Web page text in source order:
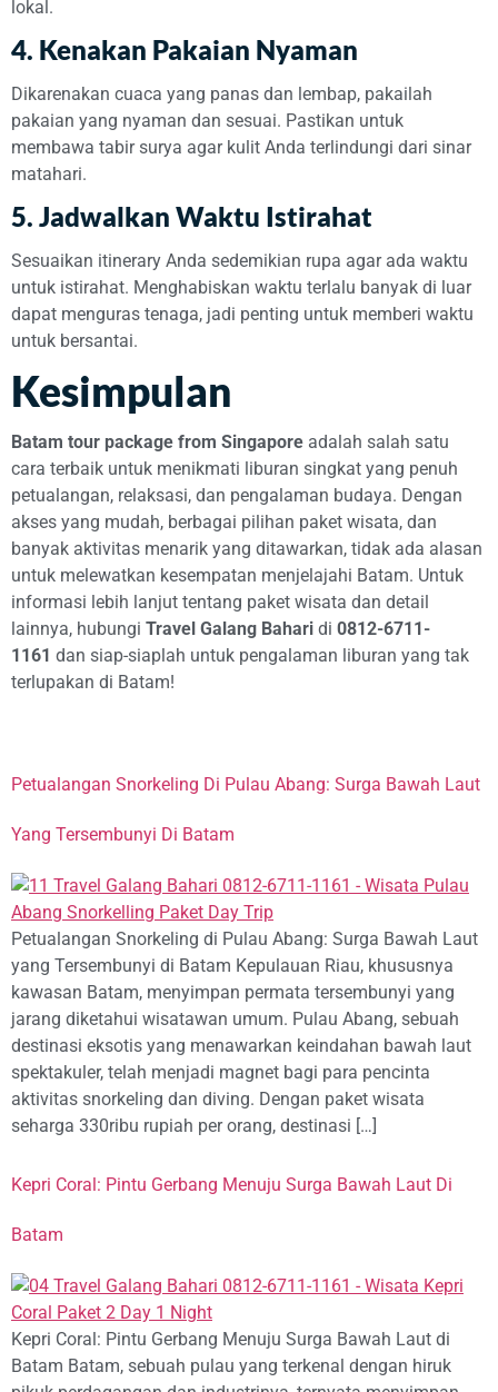
lokal.
4. Kenakan Pakaian Nyaman
Dikarenakan cuaca yang panas dan lembap, pakailah
pakaian yang nyaman dan sesuai. Pastikan untuk
membawa tabir surya agar kulit Anda terlindungi dari sinar
matahari.
5. Jadwalkan Waktu Istirahat
Sesuaikan itinerary Anda sedemikian rupa agar ada waktu
untuk istirahat. Menghabiskan waktu terlalu banyak di luar
dapat menguras tenaga, jadi penting untuk memberi waktu
untuk bersantai.
Kesimpulan
Batam tour package from Singapore adalah salah satu
cara terbaik untuk menikmati liburan singkat yang penuh
petualangan, relaksasi, dan pengalaman budaya. Dengan
akses yang mudah, berbagai pilihan paket wisata, dan
banyak aktivitas menarik yang ditawarkan, tidak ada alasan
untuk melewatkan kesempatan menjelajahi Batam. Untuk
informasi lebih lanjut tentang paket wisata dan detail
lainnya, hubungi Travel Galang Bahari di 0812-6711-
1161 dan siap-siaplah untuk pengalaman liburan yang tak
terlupakan di Batam!
Petualangan Snorkeling Di Pulau Abang: Surga Bawah Laut
Yang Tersembunyi Di Batam
Petualangan Snorkeling di Pulau Abang: Surga Bawah Laut
yang Tersembunyi di Batam Kepulauan Riau, khususnya
kawasan Batam, menyimpan permata tersembunyi yang
jarang diketahui wisatawan umum. Pulau Abang, sebuah
destinasi eksotis yang menawarkan keindahan bawah laut
spektakuler, telah menjadi magnet bagi para pencinta
aktivitas snorkeling dan diving. Dengan paket wisata
seharga 330ribu rupiah per orang, destinasi […]
Kepri Coral: Pintu Gerbang Menuju Surga Bawah Laut Di
Batam
Kepri Coral: Pintu Gerbang Menuju Surga Bawah Laut di
Batam Batam, sebuah pulau yang terkenal dengan hiruk